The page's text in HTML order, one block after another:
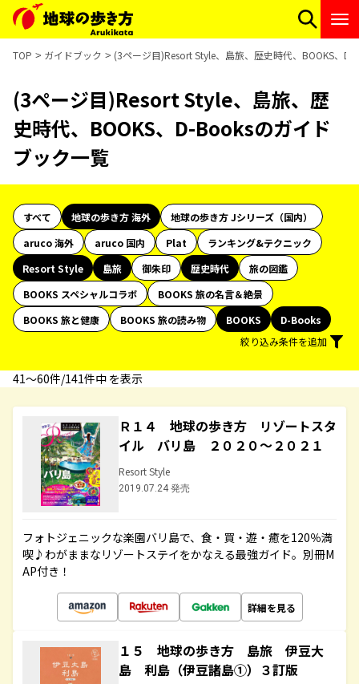
TOP ガイドブック (3ページ目)Resort Style、島旅、歴史時代、BOOKS、
(3ページ目)Resort Style、島旅、歴
史時代、BOOKS、D-Booksのガイド
ブック一覧
すべて 地球の歩き方 海外
地球の歩き方 Jシリーズ（国内）
aruco 海外
aruco 国内 Plat
ランキング&テクニック
Resort Style
島旅 御朱印 歴史時代
旅の図鑑
BOOKS スペシャルコラボ
BOOKS 旅の名言＆絶景
BOOKS 旅と健康
BOOKS 旅の読み物 BOOKS
D-Books
絞り込み条件を追加
41〜60件/141件中 を表示
Ｒ１４ 地球の歩き方 リゾートスタ
イル バリ島 ２０２０～２０２１
Resort Style
2019.07.24 発売
フォトジェニックな楽園バリ島で、食・買・遊・癒を120％満
喫♪わがままなリゾートステイをかなえる最強ガイド。別冊M
AP付き！
詳細を見る
１５ 地球の歩き方 島旅 伊豆大
島 利島（伊豆諸島①）３訂版